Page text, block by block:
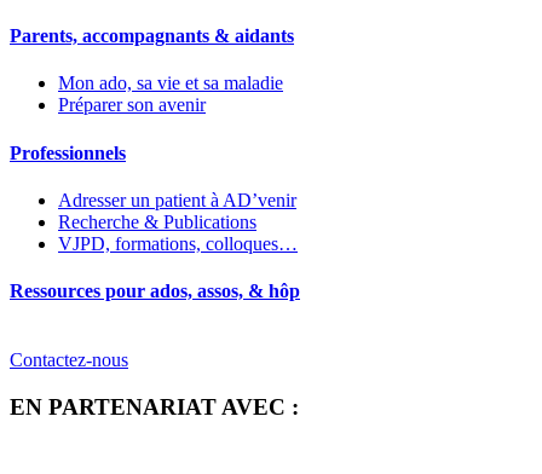
Parents, accompagnants & aidants
Mon ado, sa vie et sa maladie
Préparer son avenir
Professionnels
Adresser un patient à AD’venir
Recherche & Publications
VJPD, formations, colloques…
Ressources pour ados, assos, & hôp
Contactez-nous
EN PARTENARIAT AVEC :